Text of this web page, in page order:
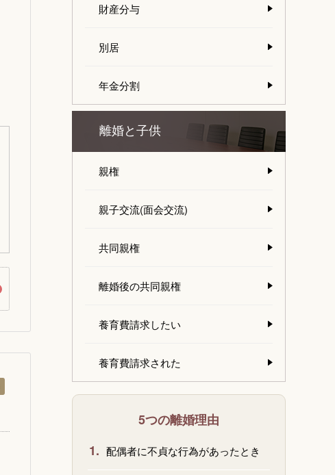
財産分与
別居
年金分割
離婚と子供
親権
親子交流(面会交流)
共同親権
離婚後の共同親権
養育費請求したい
養育費請求された
5つの離婚理由
1. 配偶者に不貞な行為があったとき